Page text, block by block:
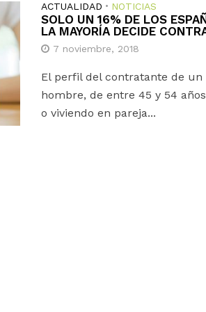
ACTUALIDAD • NOTICIAS
SOLO UN 16% DE LOS
LA MAYORÍA DECIDE
7 noviembre, 2018
El perfil del contratante de un
hombre, de entre 45 y 54
o viviendo en pareja...